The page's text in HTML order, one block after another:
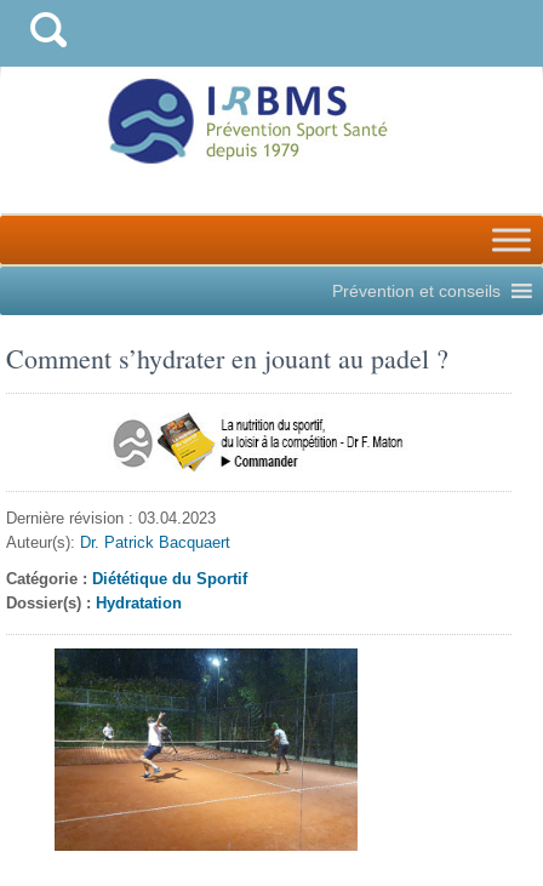
Prévention et conseils
Comment s’hydrater en jouant au padel ?
Dernière révision : 03.04.2023
Auteur(s): Dr. Patrick Bacquaert
Catégorie : Diététique du Sportif
Dossier(s) : Hydratation